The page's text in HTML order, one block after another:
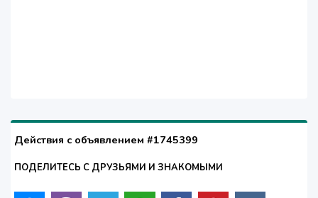
Действия с объявлением #1745399
ПОДЕЛИТЕСЬ С ДРУЗЬЯМИ И ЗНАКОМЫМИ